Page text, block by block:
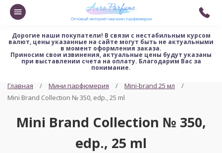
Дорогие наши покупатели! В связи с нестабильным курсом
валют, цены указанные на сайте могут быть не актуальными
в момент оформления заказа.
Приносим свои извинения, актуальные цены будут указаны
при выставлении счета на оплату. Благодарим Вас за
понимание.
Главная Мини парфюмерия
Mini-brand 25 мл
Mini Brand Collection № 350, edp., 25 ml
Mini Brand Collection № 350,
edp., 25 ml